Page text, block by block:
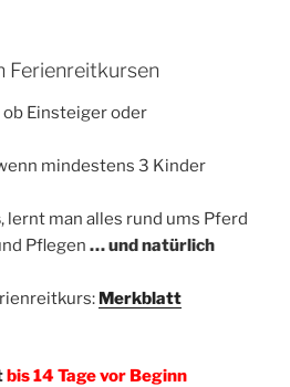
Ferienreitkursen
Einsteiger oder
mindestens 3 Kinder
, lernt man alles rund ums Pferd
Pflegen … und natürlich
Merkblatt
bis 14 Tage vor Beginn